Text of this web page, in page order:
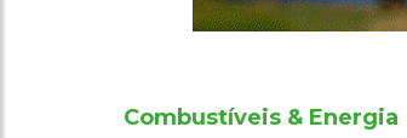
Combustíveis & Energia